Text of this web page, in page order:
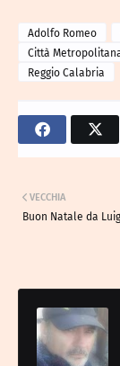
Adolfo Romeo
Città
Reggio Calabria
VECCHIA
Buon Natale da